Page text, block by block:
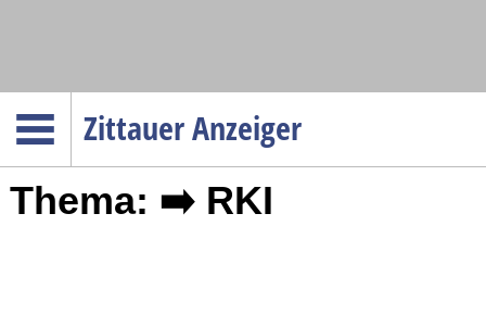
Zittauer Anzeiger
Menüpunkte
Startseite
Thema: ➡️ RKI